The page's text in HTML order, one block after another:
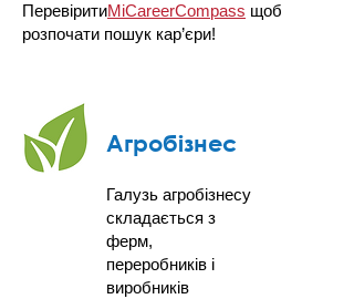
ПеревіритиMiCareerCompass щоб
розпочати пошук кар’єри!
Агробізнес
Галузь агробізнесу
складається з
ферм,
переробників і
виробників